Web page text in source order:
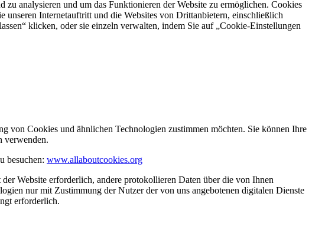
analysieren und um das Funktionieren der Website zu ermöglichen. Cookies
unseren Internetauftritt und die Websites von Drittanbietern, einschließlich
klicken, oder sie einzeln verwalten, indem Sie auf „Cookie-Einstellungen
von Cookies und ähnlichen Technologien zustimmen möchten. Sie können Ihre
verwenden.
besuchen: www.allaboutcookies.org
Website erforderlich, andere protokollieren Daten über die von Ihnen
nur mit Zustimmung der Nutzer der von uns angebotenen digitalen Dienste
erforderlich.